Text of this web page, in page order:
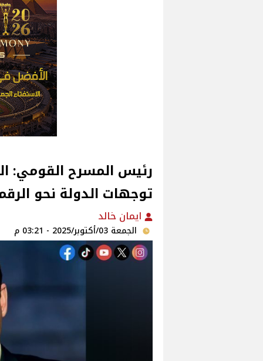
رئيس المسرح القومي:
توجهات الدولة نحو
ايمان خالد
الجمعة 03/أكتوبر/2025 - 03:21 م